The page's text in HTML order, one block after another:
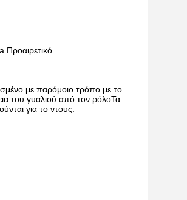
με παρόμοιο τρόπο με το
του γυαλιού από τον ρόλοΤα
για το ντους.